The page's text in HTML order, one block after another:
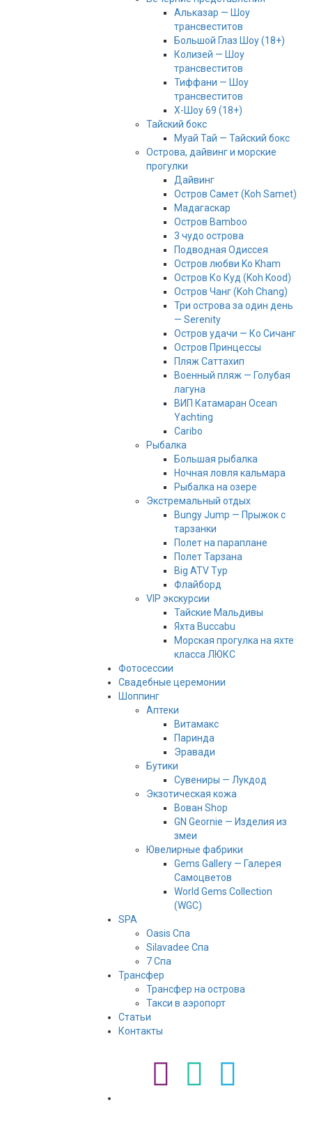
Альказар — Шоу
трансвеститов
Большой Глаз Шоу (18+)
Колизей — Шоу
трансвеститов
Тиффани — Шоу
трансвеститов
Х-Шоу 69 (18+)
Тайский бокс
Муай Тай — Тайский бокс
Острова, дайвинг и морские
прогулки
Дайвинг
Остров Самет (Koh Samet)
Мадагаскар
Остров Bamboo
3 чудо острова
Подводная Одиссея
Остров любви Ko Kham
Остров Ко Куд (Koh Kood)
Остров Чанг (Koh Chang)
Три острова за один день
— Serenity
Остров удачи — Ко Сичанг
Остров Принцессы
Пляж Саттахип
Военный пляж — Голубая
лагуна
ВИП Катамаран Ocean
Yachting
Caribo
Рыбалка
Большая рыбалка
Ночная ловля кальмара
Рыбалка на озере
Экстремальный отдых
Bungy Jump — Прыжок с
тарзанки
Полет на параплане
Полет Тарзана
Big ATV Тур
Флайборд
VIP экскурсии
Тайские Мальдивы
Яхта Buccabu
Морская прогулка на яхте
класса ЛЮКС
Фотосессии
Свадебные церемонии
Шоппинг
Аптеки
Витамакс
Паринда
Эравади
Бутики
Сувениры — Лукдод
Экзотическая кожа
Вован Shop
GN Geornie — Изделия из
змеи
Ювелирные фабрики
Gems Gallery — Галерея
Самоцветов
World Gems Collection
(WGC)
SPA
Oasis Спа
Silavadee Спа
7 Спа
Трансфер
Трансфер на острова
Такси в аэропорт
Статьи
Контакты